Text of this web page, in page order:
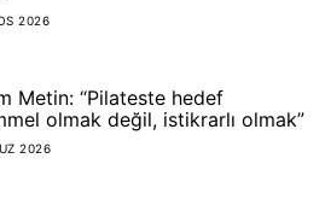
2026
Metin: “Pilateste hedef
olmak değil, istikrarlı olmak”
2026